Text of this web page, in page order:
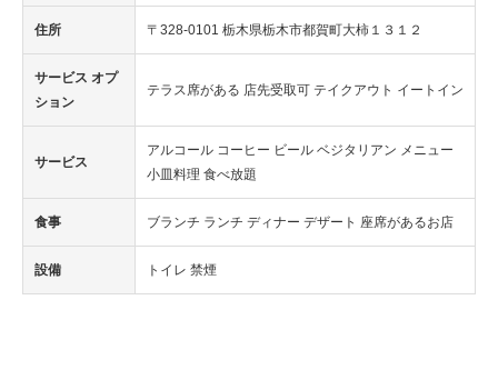
住所 〒328-0101 栃木県栃木市都賀町大柿１３１２
サービス オプ
ション
テラス席がある 店先受取可 テイクアウト イートイン
サービス
アルコール コーヒー ビール ベジタリアン メニュー
小皿料理 食べ放題
食事 ブランチ ランチ ディナー デザート 座席があるお店
設備 トイレ 禁煙